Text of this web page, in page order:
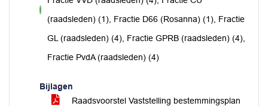
voor
(raadsleden) (1), Fractie D66 (Rosanna) (1), Fractie
GL (raadsleden) (4), Fractie GPRB (raadsleden) (4),
Fractie PvdA (raadsleden) (4)
Bijlagen
Raadsvoorstel Vaststelling bestemmingsplan